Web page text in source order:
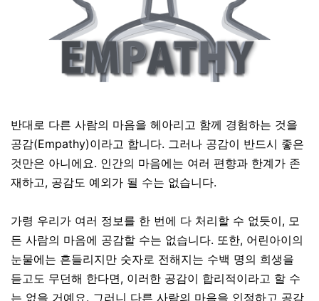
반대로 다른 사람의 마음을 헤아리고 함께 경험하는 것을
공감(Empathy)이라고 합니다. 그러나 공감이 반드시 좋은
것만은 아니에요. 인간의 마음에는 여러 편향과 한계가 존
재하고, 공감도 예외가 될 수는 없습니다.
가령 우리가 여러 정보를 한 번에 다 처리할 수 없듯이, 모
든 사람의 마음에 공감할 수는 없습니다. 또한, 어린아이의
눈물에는 흔들리지만 숫자로 전해지는 수백 명의 희생을
듣고도 무던해 한다면, 이러한 공감이 합리적이라고 할 수
는 없을 거예요. 그러니 다른 사람의 마음을 인정하고 공감